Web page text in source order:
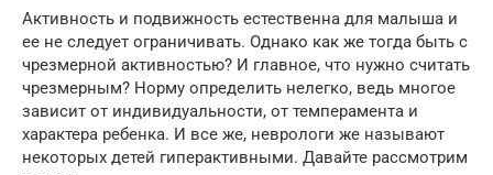
Активность и подвижность естественна для малыша и
ее не следует ограничивать. Однако как же тогда быть с
чрезмерной активностью? И главное, что нужно считать
чрезмерным? Норму определить нелегко, ведь многое
зависит от индивидуальности, от темперамента и
характера ребенка. И все же, неврологи же называют
некоторых детей гиперактивными. Давайте рассмотрим